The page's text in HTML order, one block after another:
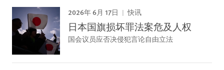
2026年 6月 17日 快讯
日本国旗损坏罪法案危及人权
国会议员应否决侵犯言论自由立法